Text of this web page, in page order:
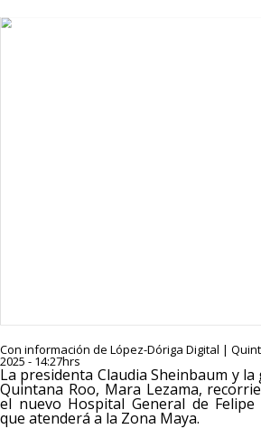
Con información de López-Dóriga Digital |
2025 - 14:27hrs
La presidenta Claudia Sheinbaum y
Quintana Roo, Mara Lezama,
el nuevo Hospital General de
que atenderá a la Zona Maya.